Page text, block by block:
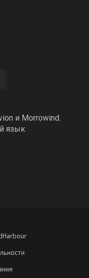
и Morrowind.
язык